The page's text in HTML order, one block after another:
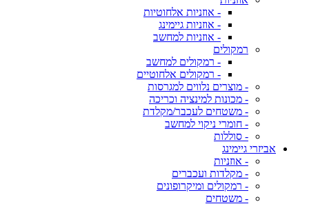
- אוזניות אלחוטיות
- אוזניות גיימינג
- אוזניות למחשב
רמקולים
- רמקולים למחשב
- רמקולים אלחוטיים
- מוצרים נלווים למגרסות
- מכונות למינציה וכריכה
- משטחים לעכבר/מקלדת
- חומרי ניקוי למחשב
- סוללות
אביזרי גיימינג
- אוזניות
- מקלדות ועכברים
- רמקולים ומיקרופונים
- משטחים